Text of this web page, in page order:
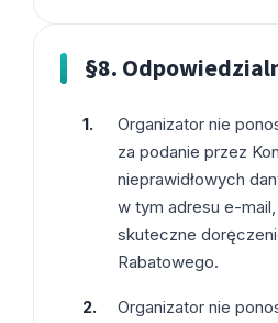
§8.
Organizator nie
za podanie przez
nieprawidłowych
w tym adresu e-
skuteczne
Rabatowego.
Organizator nie